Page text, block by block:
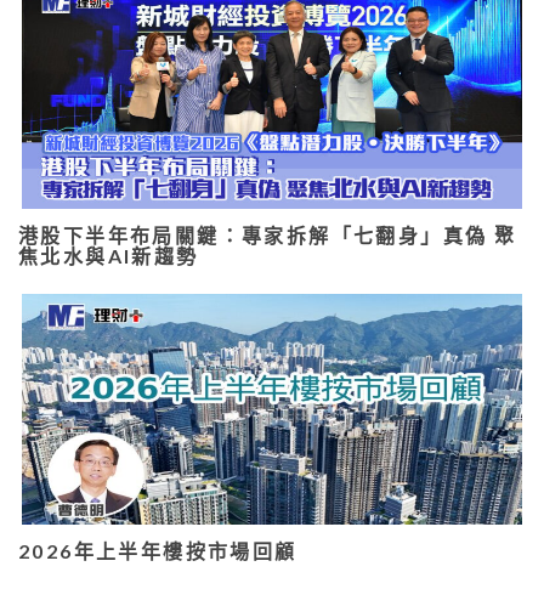
港股下半年布局關鍵：專家拆解「七翻身」真偽 聚
焦北水與AI新趨勢
2026年上半年樓按市場回顧